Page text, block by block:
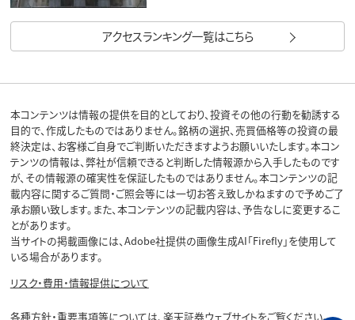
アクセスランキング一覧はこちら
本コンテンツは情報の提供を目的としており、投資その他の行動を勧誘する
目的で、作成したものではありません。銘柄の選択、売買価格等の投資の最
終決定は、お客様ご自身でご判断いただきますようお願いいたします。本コン
テンツの情報は、弊社が信頼できると判断した情報源から入手したものです
が、その情報源の確実性を保証したものではありません。本コンテンツの記
載内容に関するご質問・ご照会等には一切お答え致しかねますので予めご了
承お願い致します。また、本コンテンツの記載内容は、予告なしに変更するこ
とがあります。
当サイトの掲載画像には、Adobe社提供の画像生成AI「Firefly」を使用して
いる場合があります。
リスク・費用・情報提供について
各種方針・重要事項等については、楽天証券ウェブサイトをご覧ください。